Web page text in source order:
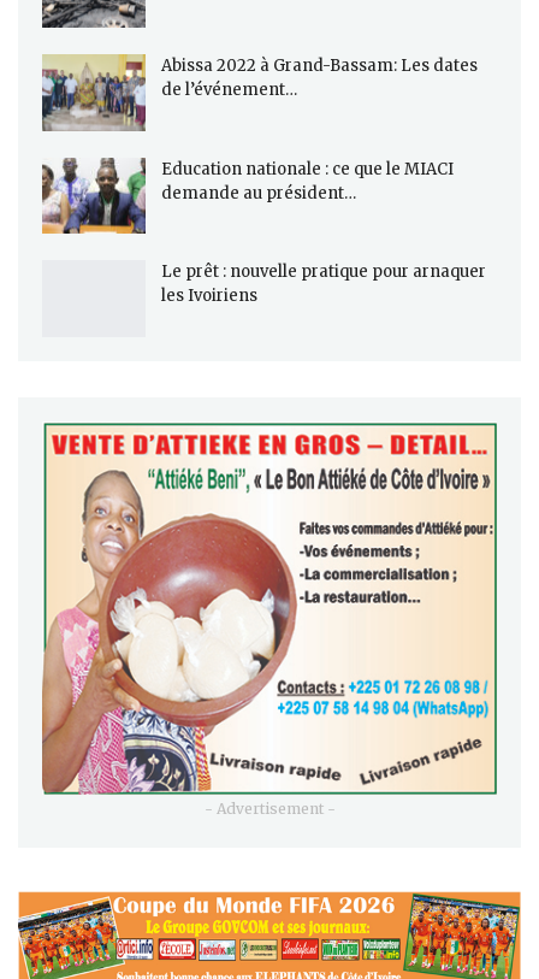
Abissa 2022 à Grand-Bassam: Les dates
de l’événement…
Education nationale : ce que le MIACI
demande au président…
Le prêt : nouvelle pratique pour arnaquer
les Ivoiriens
- Advertisement -